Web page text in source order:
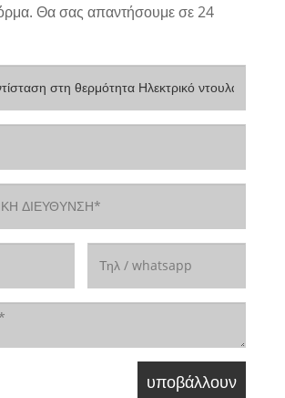
Θα σας απαντήσουμε σε 24